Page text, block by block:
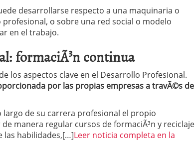
desarrollarse respecto a una maquinaria o
o sobre una red social o modelo
en el trabajo.
formaciÃ³n continua
los aspectos clave en el Desarrollo Profesional.
por las propias empresas a travÃ©s de
largo de su carrera profesional el propio
manera regular cursos de formaciÃ³n y reciclaje
las habilidades,[…]Leer noticia completa en la